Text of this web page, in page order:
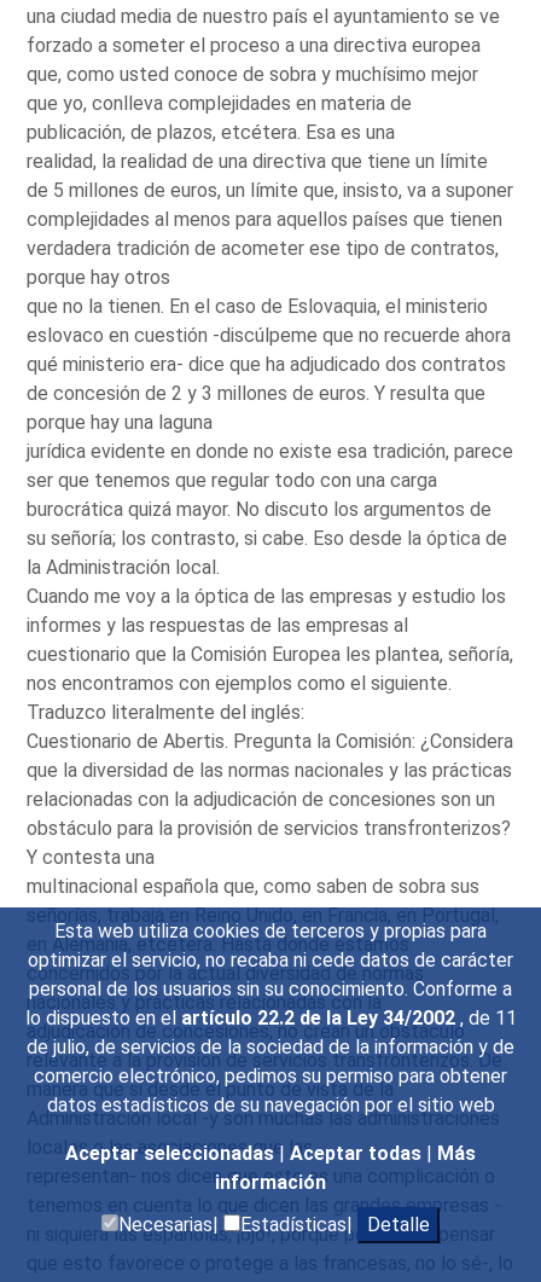
Esta web utiliza cookies de terceros y propias para
optimizar el servicio, no recaba ni cede datos de carácter
personal de los usuarios sin su conocimiento. Conforme a
lo dispuesto en el artículo 22.2 de la Ley 34/2002 , de 11
de julio, de servicios de la sociedad de la información y de
comercio electrónico, pedimos su permiso para obtener
datos estadísticos de su navegación por el sitio web
Aceptar seleccionadas| Aceptar todas | Más
información
Necesarias|
Estadísticas| Detalle
una ciudad media de nuestro país el ayuntamiento se ve
forzado a someter el proceso a una directiva europea
que, como usted conoce de sobra y muchísimo mejor
que yo, conlleva complejidades en materia de
publicación, de plazos, etcétera. Esa es una
realidad, la realidad de una directiva que tiene un límite
de 5 millones de euros, un límite que, insisto, va a suponer
complejidades al menos para aquellos países que tienen
verdadera tradición de acometer ese tipo de contratos,
porque hay otros
que no la tienen. En el caso de Eslovaquia, el ministerio
eslovaco en cuestión -discúlpeme que no recuerde ahora
qué ministerio era- dice que ha adjudicado dos contratos
de concesión de 2 y 3 millones de euros. Y resulta que
porque hay una laguna
jurídica evidente en donde no existe esa tradición, parece
ser que tenemos que regular todo con una carga
burocrática quizá mayor. No discuto los argumentos de
su señoría; los contrasto, si cabe. Eso desde la óptica de
la Administración local.
Cuando me voy a la óptica de las empresas y estudio los
informes y las respuestas de las empresas al
cuestionario que la Comisión Europea les plantea, señoría,
nos encontramos con ejemplos como el siguiente.
Traduzco literalmente del inglés:
Cuestionario de Abertis. Pregunta la Comisión: ¿Considera
que la diversidad de las normas nacionales y las prácticas
relacionadas con la adjudicación de concesiones son un
obstáculo para la provisión de servicios transfronterizos?
Y contesta una
multinacional española que, como saben de sobra sus
señorías, trabaja en Reino Unido, en Francia, en Portugal,
en Alemania, etcétera: Hasta donde estamos
concernidos por la actual diversidad de normas
nacionales y prácticas relacionadas con la
adjudicación de concesiones, no crean un obstáculo
relevante a la provisión de servicios transfronterizos. De
manera que si desde el punto de vista de la
Administración local -y son muchas las administraciones
locales o las asociaciones que las
representan- nos dicen que esto es una complicación o
tenemos en cuenta lo que dicen las grandes empresas -
ni siquiera las españolas, ¡ojo!, porque podríamos pensar
que esto favorece o protege a las francesas, no lo sé-, lo